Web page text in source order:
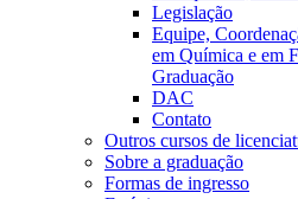
Legislação
Equipe,
em Química e em
Graduação
DAC
Contato
Outros cursos de
Sobre a graduação
Formas de ingresso